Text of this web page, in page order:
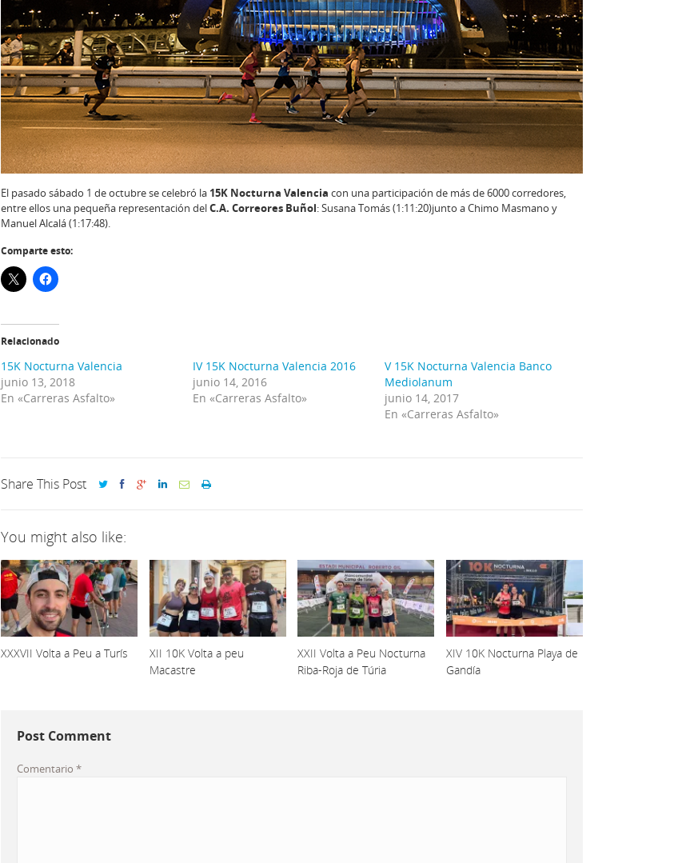
El pasado sábado 1 de octubre se celebró la 15K Nocturna Valencia con una participación de más de 6000 corredores,
entre ellos una pequeña representación delC.A. Correores Buñol: Susana Tomás (1:11:20)junto a Chimo Masmano y
Manuel Alcalá (1:17:48).
Comparte esto:
Relacionado
15K Nocturna Valencia
junio 13, 2018
En «Carreras Asfalto»
IV 15K Nocturna Valencia 2016
junio 14, 2016
En «Carreras Asfalto»
V 15K Nocturna Valencia Banco
Mediolanum
junio 14, 2017
En «Carreras Asfalto»
Share This Post
You might also like:
XXXVII Volta a Peu a Turís
XII 10K Volta a peu
Macastre
XXII Volta a Peu Nocturna
Riba-Roja de Túria
XIV 10K Nocturna Playa de
Gandía
Post Comment
Comentario *